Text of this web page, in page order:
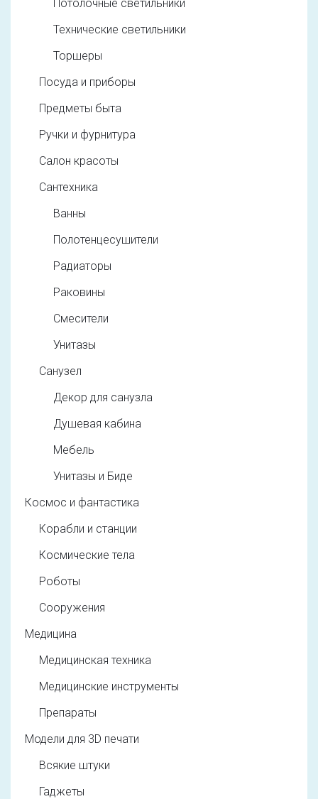
Потолочные светильники
Технические светильники
Торшеры
Посуда и приборы
Предметы быта
Ручки и фурнитура
Салон красоты
Сантехника
Ванны
Полотенцесушители
Радиаторы
Раковины
Смесители
Унитазы
Санузел
Декор для санузла
Душевая кабина
Мебель
Унитазы и Биде
Космос и фантастика
Корабли и станции
Космические тела
Роботы
Сооружения
Медицина
Медицинская техника
Медицинские инструменты
Препараты
Модели для 3D печати
Всякие штуки
Гаджеты